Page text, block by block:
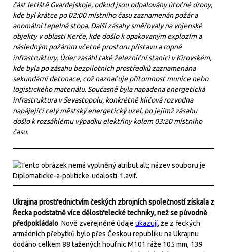
část letiště Gvardejskoje, odkud jsou odpalovány útočné drony,
kde byl krátce po 02:00 místního času zaznamenán požár a
anomální tepelná stopa. Další zásahy směřovaly na vojenské
objekty v oblasti Kerče, kde došlo k opakovaným explozím a
následným požárům včetně prostoru přístavu a ropné
infrastruktury. Úder zasáhl také železniční stanici v Kirovském,
kde byla po zásahu bezpilotních prostředků zaznamenána
sekundární detonace, což naznačuje přítomnost munice nebo
logistického materiálu. Současně byla napadena energetická
infrastruktura v Sevastopolu, konkrétně klíčová rozvodna
napájející celý městský energetický uzel, po jejímž zásahu
došlo k rozsáhlému výpadku elektřiny kolem 03:20 místního
času.
Ukrajina prostřednictvím českých zbrojních společností získala z
Řecka podstatně více dělostřelecké techniky, než se původně
předpokládalo. Nově zveřejněné údaje ukazují, že z řeckých
armádních přebytků bylo přes Českou republiku na Ukrajinu
dodáno celkem 88 tažených houfnic M101 ráže 105 mm, 139